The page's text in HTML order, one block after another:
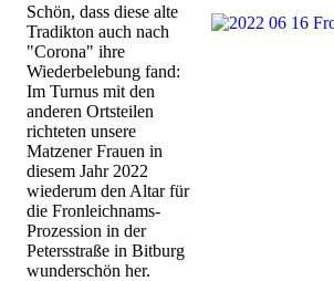
Schön, dass diese alte
Tradikton auch nach
"Corona" ihre
Wiederbelebung fand:
Im Turnus mit den
anderen Ortsteilen
richteten unsere
Matzener Frauen in
diesem Jahr 2022
wiederum den Altar für
die Fronleichnams-
Prozession in der
Petersstraße in Bitburg
wunderschön her.